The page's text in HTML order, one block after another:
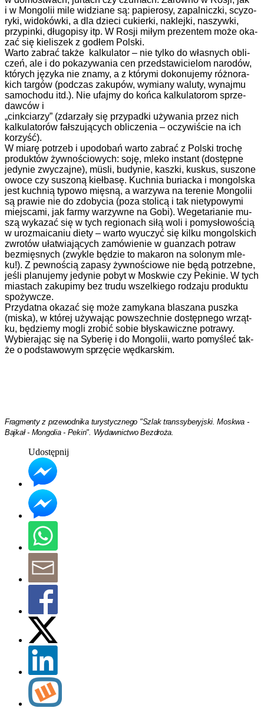
i w Mon­go­li­i mi­le wi­dzia­ne są: pa­pie­ro­sy, za­pal­nicz­ki, scy­zo­
ry­ki, wi­do­ków­ki, a dla dzie­ci cu­kier­ki, na­klej­ki, na­szyw­ki,
przy­pin­ki, dłu­go­pi­sy itp. W Ros­ji mi­łym pre­zen­tem mo­że oka­
zać się kieliszek z god­łem Pol­s­ki.
War­to za­brać tak­że kal­ku­la­tor – nie tyl­ko do włas­nych ob­li­
czeń, ale i do po­ka­zy­wa­nia cen przed­sta­wi­cie­lom na­ro­dów,
któ­rych ję­zy­ka nie zna­my, a z któ­ry­mi do­ko­nu­je­my róż­no­ra­
kich tar­gów (pod­czas za­ku­pów, wy­mia­ny wa­lu­ty, wy­naj­mu
sa­mo­cho­du itd.). Nie ufaj­my do koń­ca kal­ku­la­to­rom sprze­
dawców i
„cinkciarzy” (zda­rza­ły się przy­pad­ki uży­wa­nia przez nich
kalkulato­rów fał­szu­ją­cych ob­li­cze­nia – oczy­wiś­cie na ich
korzyść).
W mia­rę po­trzeb i upo­do­bań war­to za­brać z Pol­s­ki tro­chę
produk­tów żyw­noś­cio­wych: so­ję, mle­ko in­stant (do­stęp­ne
jedynie zwy­czaj­ne), müsli, bu­dy­nie, kasz­ki, kuskus, su­szo­ne
owo­ce czy suszo­ną kieł­ba­sę. Kuch­nia bu­riac­ka i mon­gol­s­ka
jest kuch­nią ty­po­wo mięsną, a wa­rzy­wa na te­re­nie Mon­go­li­i
są prawie nie do zdo­by­cia (po­za sto­li­cą i tak nie­ty­po­wy­mi
miejscami, jak far­my wa­rzyw­ne na Go­bi). We­ge­ta­ria­nie mu­
szą wy­ka­zać się w tych re­gio­nach si­łą wo­li i po­mys­ło­woś­cią
w urozmai­ca­niu die­ty – war­to wy­uczyć się kil­ku mongol­s­kich
zwro­tów ułat­wia­ją­cych za­mó­wie­nie w gu­an­zach po­traw
bezmięsnych (zwyk­le bę­dzie to ma­ka­ron na so­lo­nym mle­
ku!). Z pew­noś­cią za­pa­sy żyw­noś­cio­we nie bę­dą po­trzeb­ne,
jeś­li pla­nu­je­my je­dy­nie po­byt w Mos­k­wie czy Pe­ki­nie. W tych
miastach za­ku­pi­my bez tru­du wszel­kie­go ro­dza­ju pro­duk­tu
spożyw­cze.
Przy­dat­na oka­zać się mo­że za­my­ka­na bla­sza­na pusz­ka
(miska), w któ­rej uży­wa­jąc po­wszech­nie do­stęp­ne­go wrząt­
ku, będzie­my mog­li zro­bić so­bie błys­ka­wicz­ne po­tra­wy.
Wy­bie­ra­jąc się na Sy­be­rię i do Mon­go­li­i, war­to po­myś­leć tak­
że o pod­sta­wo­wym sprzę­cie węd­kar­s­kim.
Fragmenty z przewodnika turystycznego "Szlak transsyberyjski. Moskwa -
Bajkał - Mongolia - Pekin". Wydawnictwo Bezdroża.
Udostępnij